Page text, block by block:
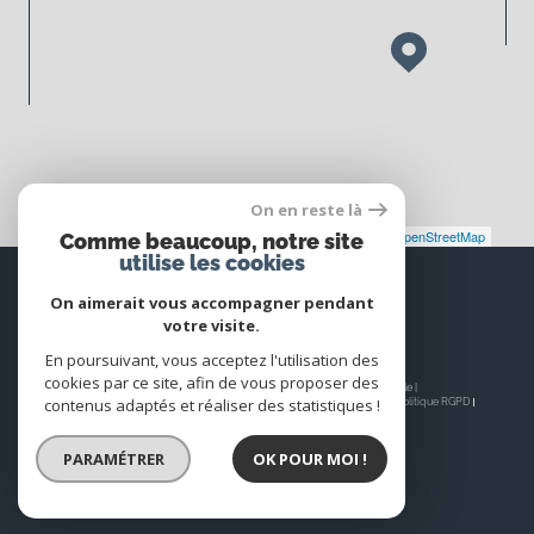
Leaflet|©JawgMaps © OpenStreetMap
Espace
PROPRIÉTAIRE
Se connecter
© 2026 | Tous droits réservés | Traduction powered by Google |
Nos honoraires
Plan du site Mentions légales Admin Nos liens
Politique RGPD
On en reste là
Comme beaucoup, notre site
utilise les cookies
On aimerait vous accompagner pendant
votre visite.
En poursuivant, vous acceptez l'utilisation des
cookies par ce site, afin de vous proposer des
contenus adaptés et réaliser des statistiques !
PARAMÉTRER OK POUR MOI !